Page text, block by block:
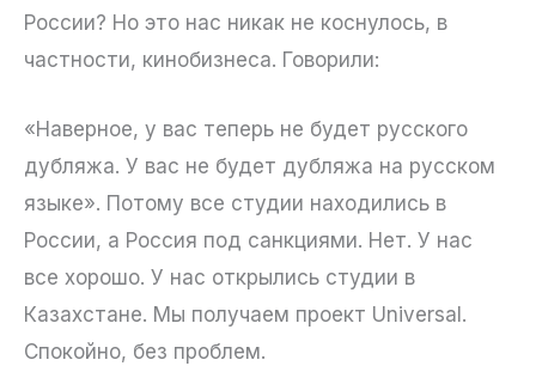
России? Но это нас никак не коснулось, в
частности, кинобизнеса. Говорили:
«Наверное, у вас теперь не будет русского
дубляжа. У вас не будет дубляжа на русском
языке». Потому все студии находились в
России, а Россия под санкциями. Нет. У нас
все хорошо. У нас открылись студии в
Казахстане. Мы получаем проект Universal.
Спокойно, без проблем.